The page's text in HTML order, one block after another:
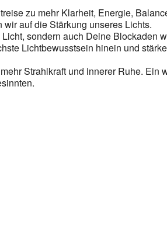
zu mehr Klarheit, Energie,
auf die Stärkung unseres Lichts.
Licht, sondern auch Deine Blockaden
Lichtbewusstsein hinein und
Strahlkraft und innerer Ruhe. Ein